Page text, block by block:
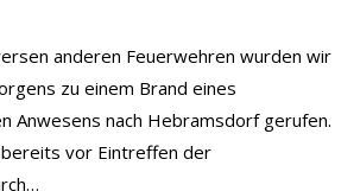
anderen Feuerwehren wurden wir
zu einem Brand eines
Anwesens nach Hebramsdorf gerufen.
vor Eintreffen der